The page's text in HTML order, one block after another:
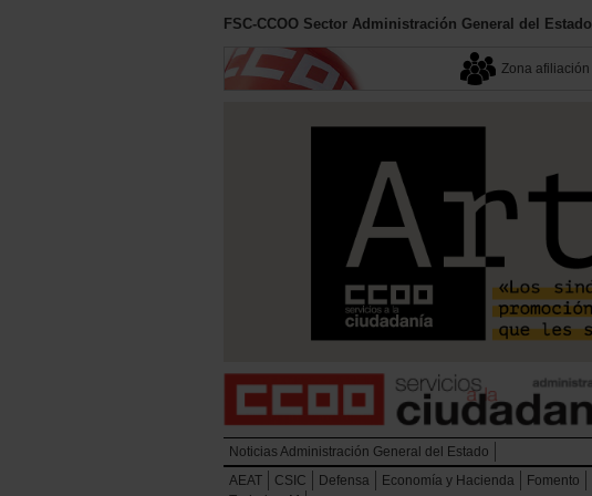
FSC-CCOO Sector Administración General del Estado
Zona afiliación
Noticias Administración General del Estado
AEAT
CSIC Defensa Economía y Hacienda Fomento